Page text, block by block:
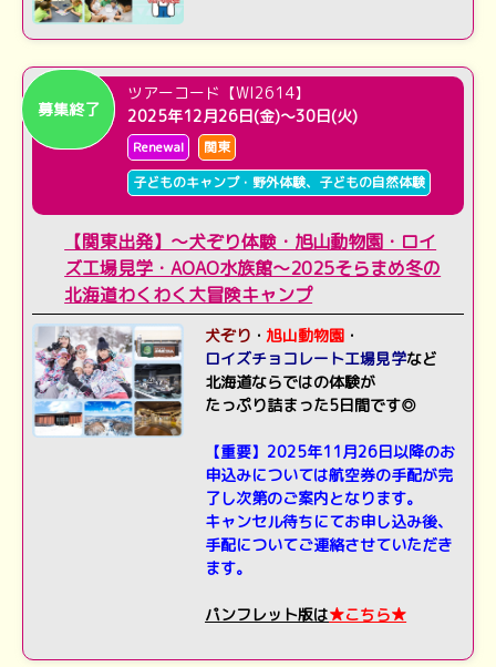
募集中
募集終了
ツアーコード【WI2614】
2025年12月26日(金)～30日(火)
Renewal
関東
子どものキャンプ・野外体験、子どもの自然体験
【関東出発】～犬ぞり体験・旭山動物園・ロイ
ズ工場見学・AOAO水族館～2025そらまめ冬の
北海道わくわく大冒険キャンプ
犬ぞり ・旭山動物園 ・
ロイズチョコレート工場見学など
北海道ならではの体験が
たっぷり詰まった5日間です◎
【重要】2025年11月26日以降のお
申込みについては航空券の手配が完
了し次第のご案内となります。
キャンセル待ちにてお申し込み後、
手配についてご連絡させていただき
ます。
パンフレット版は★こちら★